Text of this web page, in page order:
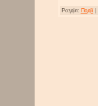
Розділ: Події|